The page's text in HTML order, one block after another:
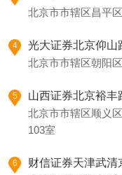
北京市市辖区昌平
4 光大证券北京仰山
北京市市辖区朝阳
5 山西证券北京裕丰
北京市市辖区顺义
103室
6 财信证券天津武清